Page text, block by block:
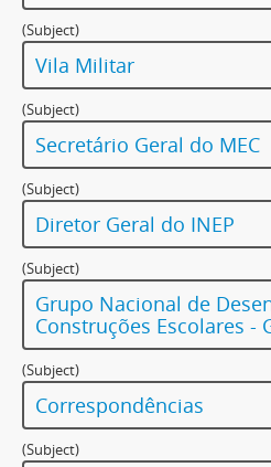
(Subject)
Vila Militar
(Subject)
Secretário Geral do MEC
(Subject)
Diretor Geral do INEP
(Subject)
Grupo Nacional de
Construções Escolares -
(Subject)
Correspondências
(Subject)